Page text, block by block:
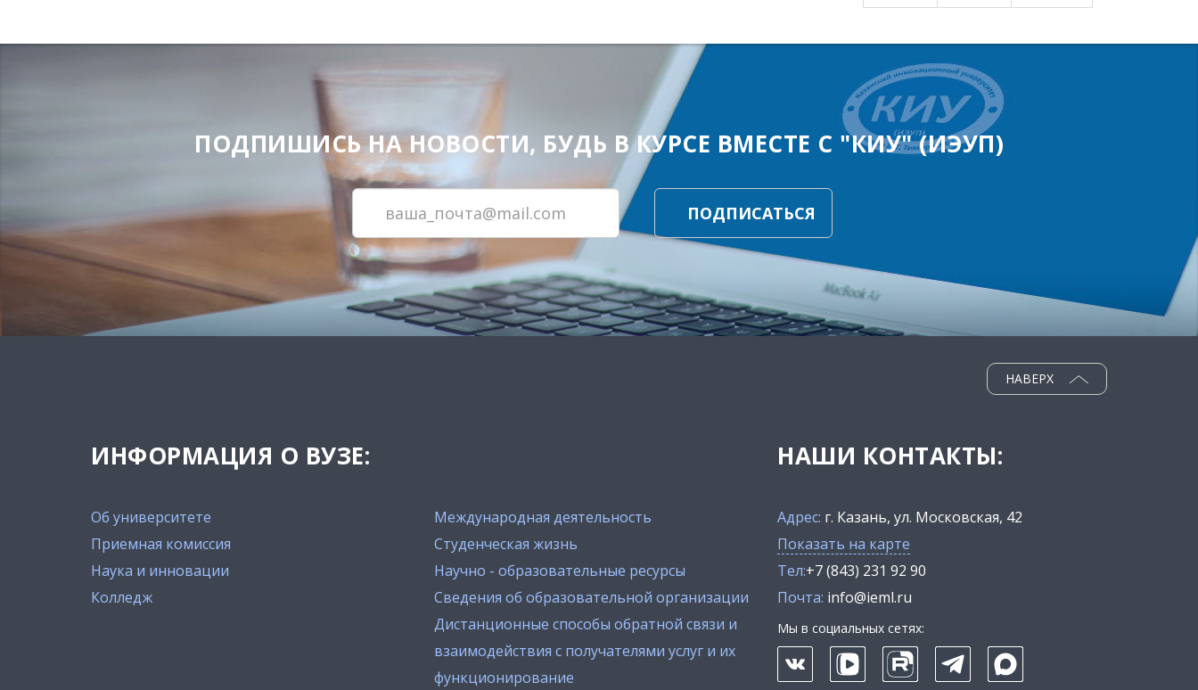
ПОДПИШИСЬ НА НОВОСТИ, БУДЬ В КУРСЕ ВМЕСТЕ С "КИУ" (ИЭУП)
ПОДПИСАТЬСЯ
ИНФОРМАЦИЯ О ВУЗЕ:
Об университете
Приемная комиссия
Наука и инновации
Колледж
Международная деятельность
Студенческая жизнь
Научно - образовательные ресурсы
Сведения об образовательной организации
Дистанционные способы обратной связи и
взаимодействия с получателями услуг и их
функционирование
НАВЕРХ
НАШИ КОНТАКТЫ:
Адрес: г. Казань, ул. Московская, 42
Показать на карте
Тел:+7 (843) 231 92 90
Почта: info@ieml.ru
Мы в социальных сетях: